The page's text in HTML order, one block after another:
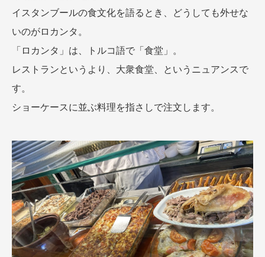
イスタンブールの食文化を語るとき、どうしても外せな
いのがロカンタ。
「ロカンタ」は、トルコ語で「食堂」。
レストランというより、大衆食堂、というニュアンスで
す。
ショーケースに並ぶ料理を指さしで注文します。